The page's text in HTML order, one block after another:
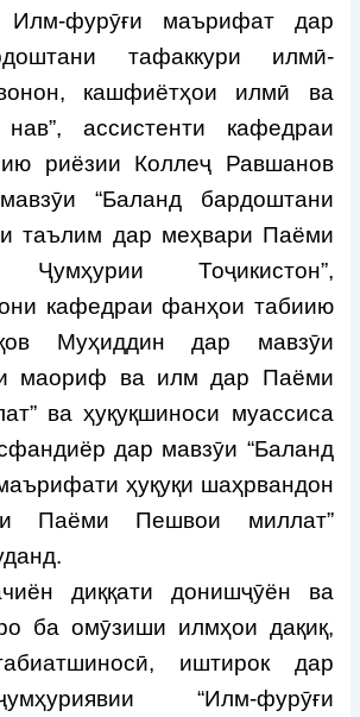
Илм-фурӯғи маърифат дар
тафаккури илмӣ-
кашфиётҳои илмӣ ва
нав”, ассистенти кафедраи
риёзии Коллеҷ Равшанов
“Баланд бардоштани
таълим дар меҳвари Паёми
Ҷумҳурии Тоҷикистон”,
кафедраи фанҳои табиию
Муҳиддин дар мавзӯи
маориф ва илм дар Паёми
ва ҳуқуқшиноси муассиса
дар мавзӯи “Баланд
ҳуқуқи шаҳрвандон
Паёми Пешвои миллат”
диққати донишҷӯён ва
ба омӯзиши илмҳои дақиқ,
иштирок дар
“Илм-фурӯғи